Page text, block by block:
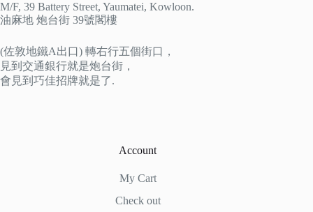
M/F, 39 Battery Street, Yaumatei, Kowloon.
油麻地 炮台街 39號閣樓
(佐敦地鐵A出口) 轉右行五個街口，
見到交通銀行就是炮台街，
會見到巧佳招牌就是了.
Account
My Cart
Check out